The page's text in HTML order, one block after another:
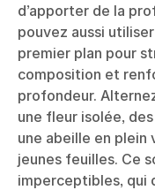
d’apporter de la
pouvez aussi
premier plan pour
composition et
profondeur.
une fleur isolée,
une abeille en
jeunes feuilles. Ce
imperceptibles, qui